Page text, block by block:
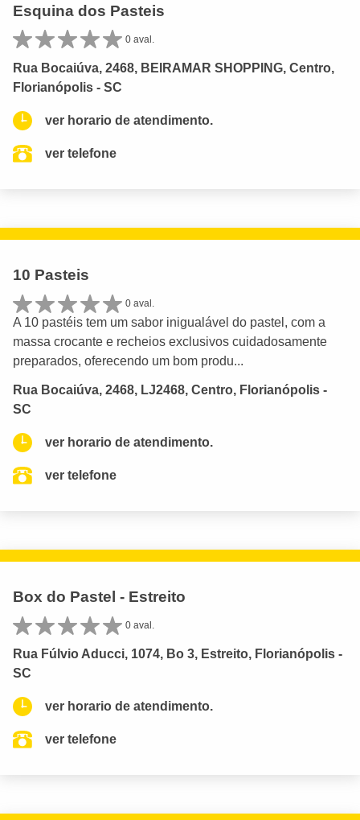
Esquina dos Pasteis
0 aval.
Rua Bocaiúva, 2468, BEIRAMAR SHOPPING, Centro,
Florianópolis - SC
ver horario de atendimento.
ver telefone
10 Pasteis
0 aval.
A 10 pastéis tem um sabor inigualável do pastel, com a
massa crocante e recheios exclusivos cuidadosamente
preparados, oferecendo um bom produ...
Rua Bocaiúva, 2468, LJ2468, Centro, Florianópolis -
SC
ver horario de atendimento.
ver telefone
Box do Pastel - Estreito
0 aval.
Rua Fúlvio Aducci, 1074, Bo 3, Estreito, Florianópolis -
SC
ver horario de atendimento.
ver telefone